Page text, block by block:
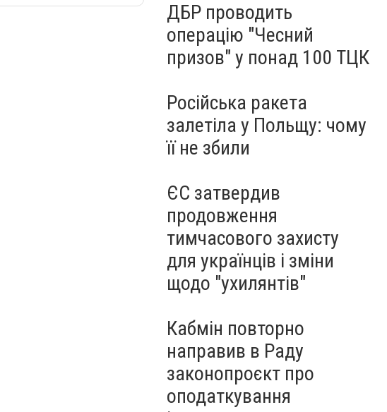
ДБР проводить
операцію "Чесний
призов" у понад 100 ТЦК
Російська ракета
залетіла у Польщу: чому
її не збили
ЄС затвердив
продовження
тимчасового захисту
для українців і зміни
щодо "ухилянтів"
Кабмін повторно
направив в Раду
законопроєкт про
оподаткування